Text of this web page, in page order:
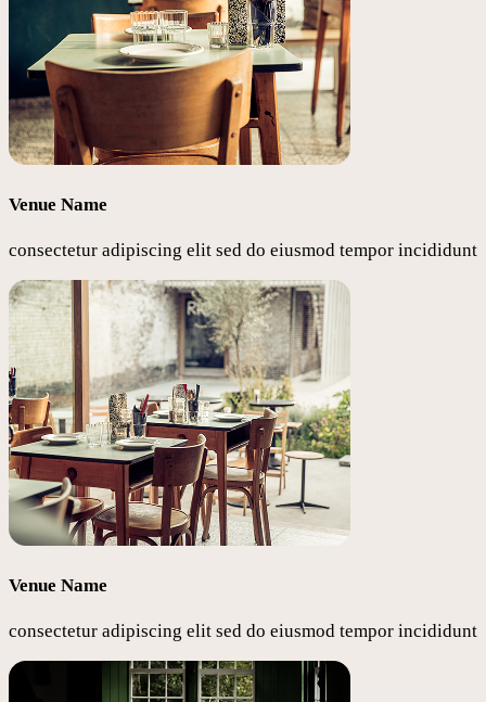
Venue Name
consectetur adipiscing elit sed do eiusmod tempor incididunt
Venue Name
consectetur adipiscing elit sed do eiusmod tempor incididunt